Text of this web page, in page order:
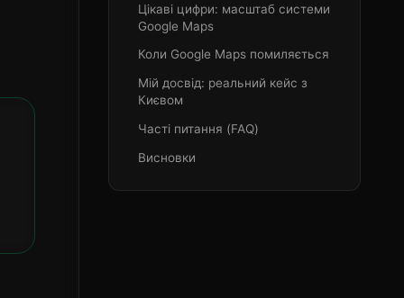
Цікаві цифри: масштаб системи
Google Maps
Коли Google Maps помиляється
Мій досвід: реальний кейс з
Києвом
Часті питання (FAQ)
Висновки